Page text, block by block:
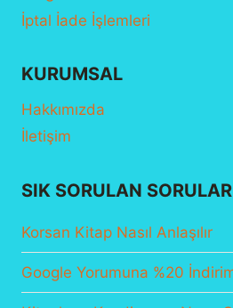
İptal İade İşlemleri
KURUMSAL
Hakkımızda
İletişim
SIK SORULAN SORULAR
Korsan Kitap Nasıl Anlaşılır
Google Yorumuna %20 İndirim